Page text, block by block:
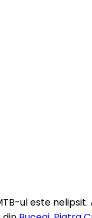
ul este